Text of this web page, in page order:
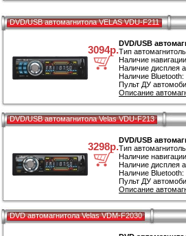
DVD/USB автомагнитола VELAS VDU-F211
3094р.
DVD/USB
Тип
Наличие
Наличие дисплея
Наличие Bluetooth:
Пульт ДУ
Описание
DVD/USB автомагнитола Velas VDU-F213
3298р.
DVD/USB
Тип
Наличие
Наличие дисплея
Наличие Bluetooth:
Пульт ДУ
Описание
DVD автомагнитола Velas VDM-F2030